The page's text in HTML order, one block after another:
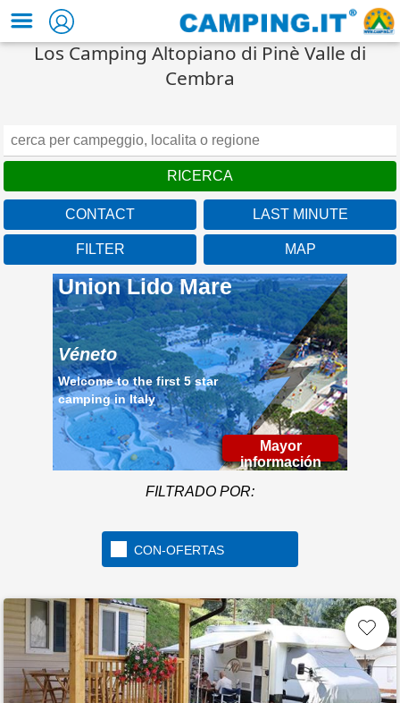
Los Camping Altopiano di Pinè Valle di
Cembra
CONTACT LAST MINUTE
FILTER MAP
Union Lido Mare
Véneto
Welcome to the first 5 star
camping in Italy
Mayor
información
FILTRADO POR:
CON-OFERTAS